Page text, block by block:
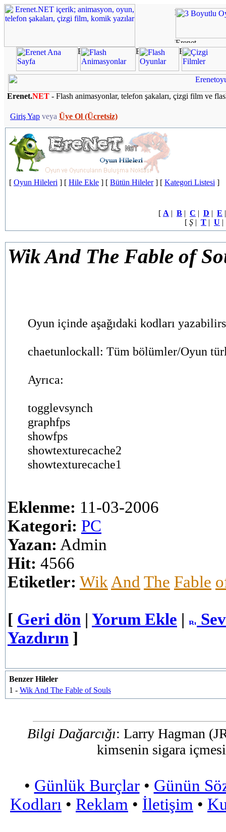
Erenet.NET - Flash animasyonlar, telefon şakaları, çizgi film ve
Giriş Yap veya Üye Ol (Ücretsiz)
[ Oyun Hileleri ] [ Hile Ekle ] [ Bütün Hileler] [ Kategori Listesi ]
[ A | B | C | D | E
[ Ş | T | U
Wik And The Fable of
Oyun içinde aşağıdaki kodları
chaetunlockall: Tüm bölümler/Oyun
Ayrıca:
togglevsynch
graphfps
showfps
showtexturecache2
showtexturecache1
Eklenme: 11-03-2006
Kategori: PC
Yazan: Admin
Hit: 4566
Etiketler: WikAnd The Fable
[ Geri dön | Yorum Ekle |
Yazdırın ]
Benzer Hileler
1 - Wik And The Fable of Souls
Bilgi Dağarcığı: Larry Hagman
kimsenin sigara
• Günlük Burçlar• Günün
Kodları • Reklam • İletişim •